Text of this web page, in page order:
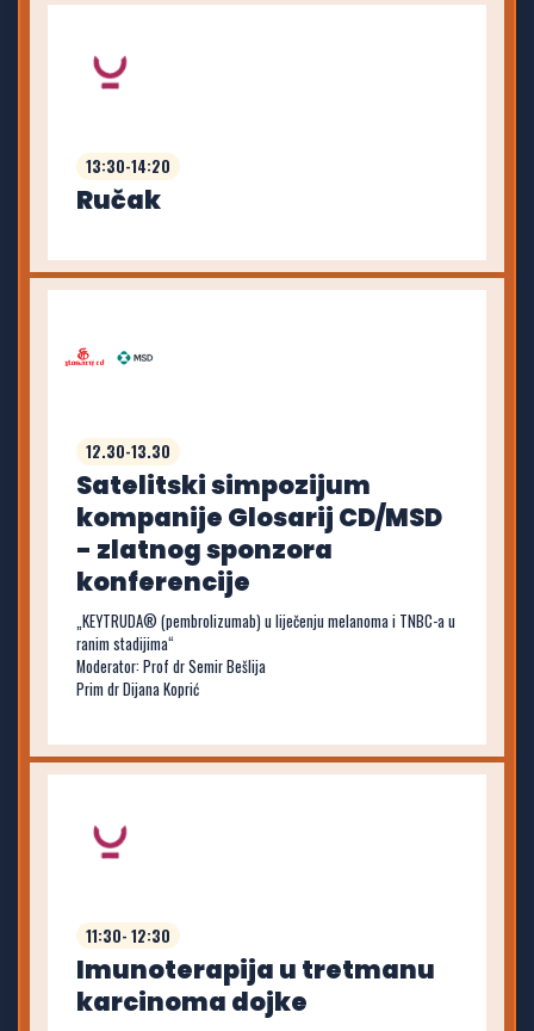
13:30-14:20
Ručak
12.30-13.30
Satelitski simpozijum
kompanije Glosarij CD/MSD
- zlatnog sponzora
konferencije
„KEYTRUDA® (pembrolizumab) u liječenju melanoma i TNBC-a u
ranim stadijima“
Moderator: Prof dr Semir Bešlija
Prim dr Dijana Koprić
11:30- 12:30
Imunoterapija u tretmanu
karcinoma dojke